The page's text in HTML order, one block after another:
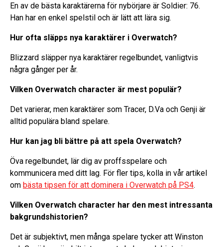
En av de bästa karaktärerna för nybörjare är Soldier: 76.
Han har en enkel spelstil och är lätt att lära sig.
Hur ofta släpps nya karaktärer i Overwatch?
Blizzard släpper nya karaktärer regelbundet, vanligtvis
några gånger per år.
Vilken Overwatch character är mest populär?
Det varierar, men karaktärer som Tracer, D.Va och Genji är
alltid populära bland spelare.
Hur kan jag bli bättre på att spela Overwatch?
Öva regelbundet, lär dig av proffsspelare och
kommunicera med ditt lag. För fler tips, kolla in vår artikel
om bästa tipsen för att dominera i Overwatch på PS4.
Vilken Overwatch character har den mest intressanta
bakgrundshistorien?
Det är subjektivt, men många spelare tycker att Winston